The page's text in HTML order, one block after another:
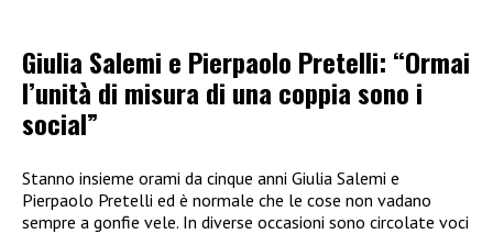
Giulia Salemi e Pierpaolo Pretelli: “Ormai
l’unità di misura di una coppia sono i
social”
Stanno insieme orami da cinque anni Giulia Salemi e
Pierpaolo Pretelli ed è normale che le cose non vadano
sempre a gonfie vele. In diverse occasioni sono circolate voci